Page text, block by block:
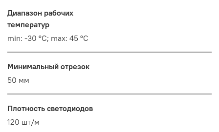
Диапазон рабочих
температур
min: -30 °C; max: 45 °C
Минимальный отрезок
50 мм
Плотность светодиодов
120 шт/м